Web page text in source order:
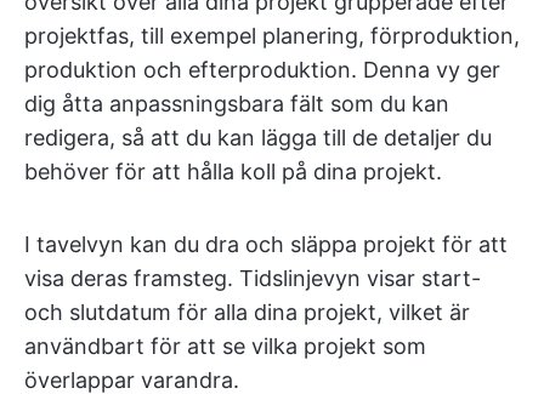
projektfas, till exempel planering, förproduktion,
produktion och efterproduktion. Denna vy ger
dig åtta anpassningsbara fält som du kan
redigera, så att du kan lägga till de detaljer du
behöver för att hålla koll på dina projekt.
I tavelvyn kan du dra och släppa projekt för att
visa deras framsteg. Tidslinjevyn visar start-
och slutdatum för alla dina projekt, vilket är
användbart för att se vilka projekt som
överlappar varandra.